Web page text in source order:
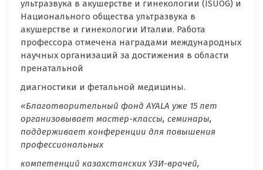
ультразвука в акушерстве и гинекологии (ISUOG) и
Национального общества ультразвука в
акушерстве и гинекологии Италии. Работа
профессора отмечена наградами международных
научных организаций за достижения в области
пренатальной
диагностики и фетальной медицины.
«Благотворительный фонд AYALA уже 15 лет
организовывает мастер-классы, семинары,
поддерживает конференции для повышения
профессиональных
компетенций казахстанских УЗИ-врачей,